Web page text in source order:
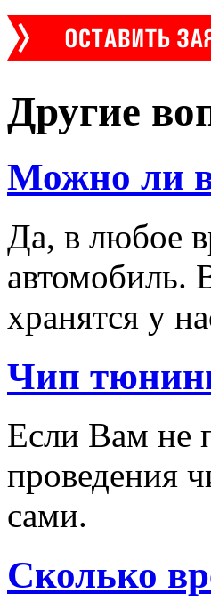
Другие
Можно ли
Да, в любое
автомобиль.
хранятся у
Чип
Если Вам не
проведения
сами.
Сколько